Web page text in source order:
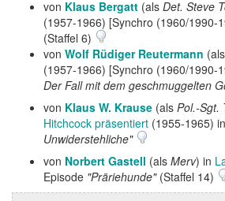
von Klaus Bergatt (als Det. Steve
(1957-1966) [Synchro (1960/1990-
(Staffel 6)
von Wolf Rüdiger Reutermann
(1957-1966) [Synchro (1960/1990-
Der Fall mit dem geschmuggelten
von Klaus W. Krause (als Pol.-Sgt.
Hitchcock präsentiert (1955-1965)
Unwiderstehliche"
von Norbert Gastell (als Merv) in
Episode "Präriehunde"(Staffel 14)